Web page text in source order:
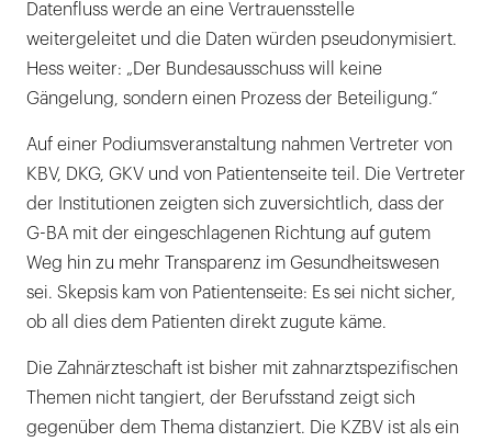
Datenfluss werde an eine Vertrauensstelle
weitergeleitet und die Daten würden pseudonymisiert.
Hess weiter: „Der Bundesausschuss will keine
Gängelung, sondern einen Prozess der Beteiligung.“
Auf einer Podiumsveranstaltung nahmen Vertreter von
KBV, DKG, GKV und von Patientenseite teil. Die Vertreter
der Institutionen zeigten sich zuversichtlich, dass der
G-BA mit der eingeschlagenen Richtung auf gutem
Weg hin zu mehr Transparenz im Gesundheitswesen
sei. Skepsis kam von Patientenseite: Es sei nicht sicher,
ob all dies dem Patienten direkt zugute käme.
Die Zahnärzteschaft ist bisher mit zahnarztspezifischen
Themen nicht tangiert, der Berufsstand zeigt sich
gegenüber dem Thema distanziert. Die KZBV ist als ein